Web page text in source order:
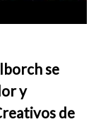
se
y
de